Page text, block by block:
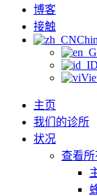
博客
接触
主页
我们的诊所
状况
查看